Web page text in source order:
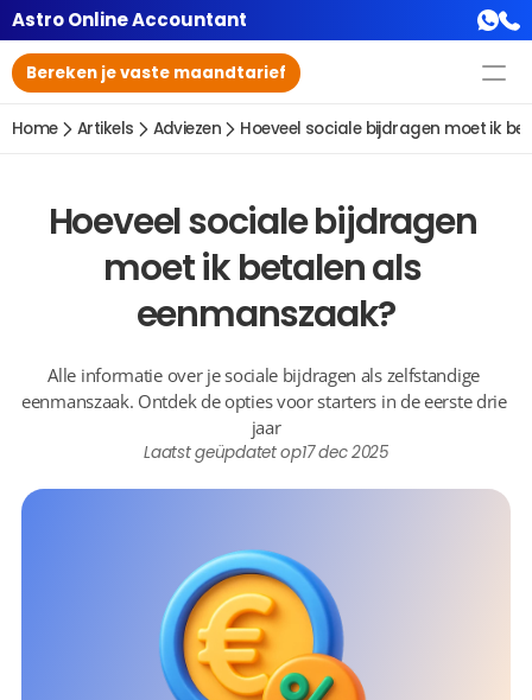
Astro Online Accountant
Bereken je vaste maandtarief
Home Artikels Adviezen Hoeveel sociale bijdragen moet ik
Hoeveel sociale bijdragen
moet ik betalen als
eenmanszaak?
Alle informatie over je sociale bijdragen als zelfstandige
eenmanszaak. Ontdek de opties voor starters in de eerste drie
jaar
Laatst geüpdatet op17 dec 2025